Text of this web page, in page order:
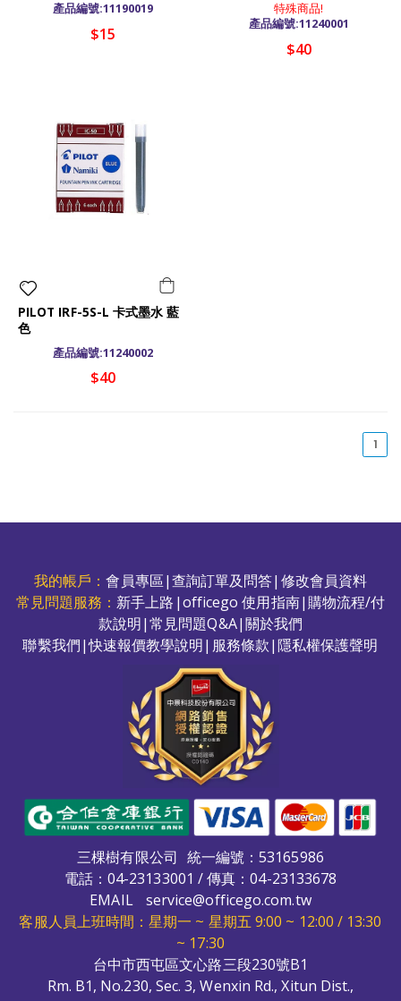
產品編號:11190019
$15
特殊商品!
產品編號:11240001
$40
PILOT IRF-5S-L 卡式墨水 藍
色
產品編號:11240002
$40
1
我的帳戶：會員專區|查詢訂單及問答| 修改會員資料
常見問題服務： 新手上路 |officego 使用指南|購物流程/付
款說明|常見問題Q&A|關於我們
聯繫我們|快速報價教學說明| 服務條款|隱私權保護聲明
三棵樹有限公司 統一編號：53165986
電話： 04-23133001 / 傳真：04-23133678
EMAIL
service@officego.com.tw
客服人員上班時間：星期一 ~ 星期五 9:00 ~ 12:00 / 13:30
~ 17:30
台中市西屯區文心路三段230號B1
Rm. B1, No.230, Sec. 3, Wenxin Rd., Xitun Dist.,